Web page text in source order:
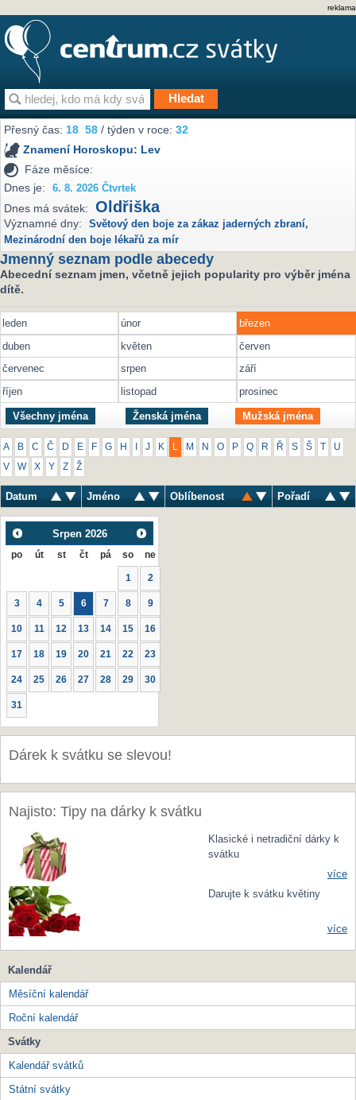
reklama
Přesný čas:18 58 / týden v roce:32
Znamení Horoskopu: Lev
Fáze měsíce:
Dnes je:
6. 8. 2026 Čtvrtek
Dnes má svátek: Oldřiška
Významné dny: Světový den boje za zákaz jaderných zbraní,
Mezinárodní den boje lékařů za mír
Jmenný seznam podle abecedy
Abecední seznam jmen, včetně jejich popularity pro výběr jména
dítě.
leden únor
březen
duben
květen
červen
červenec
srpen
září
říjen
listopad prosinec
Všechny jména Ženská jména Mužská jména
A B C Č D E F G H J K M N O P Q R Ř S Š U
V W X Y Z Ž
Datum Jméno Oblíbenost Pořadí
Srpen 2026
po út st čt pá so ne
1 2
3 4 5 6 7 8 9
10 11 12 13 14 15 16
17 18 19 20 21 22 23
24 25 26 27 28 29 30
31
Dárek k svátku se slevou!
Najisto: Tipy na dárky k svátku
Klasické i netradiční dárky k
svátku
více
Darujte k svátku květiny
více
Kalendář
Měsíční kalendář
Roční kalendář
Svátky
Kalendář svátků
Státní svátky